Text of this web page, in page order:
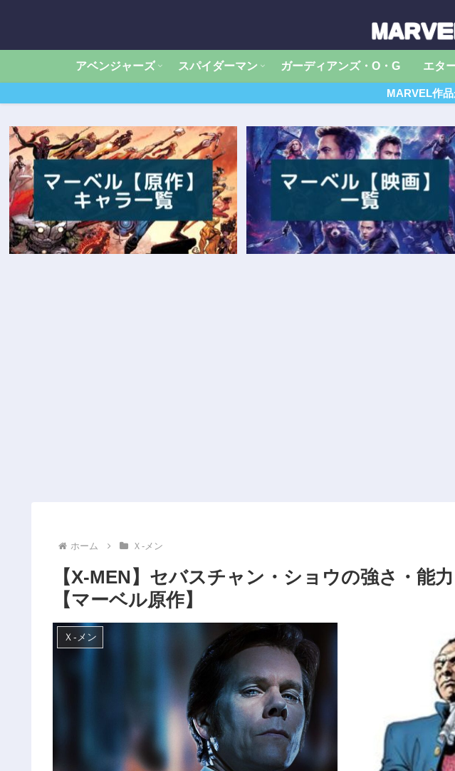
アベンジャーズ スパイダーマン ガーディアンズ・O・G エタ
MARVEL作
ホーム Ｘ‐メン
【X-MEN】セバスチャン・ショウの強さ・能
【マーベル原作】
Ｘ‐メン